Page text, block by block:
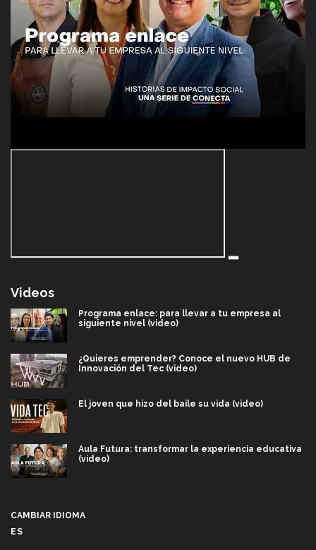
Videos
Programa enlace: para llevar a tu empresa al
siguiente nivel (video)
¿Quieres emprender? Conoce el nuevo HUB de
Innovación del Tec (video)
El joven que hizo del baile su vida (video)
Aula Futura: transformar la experiencia educativa
(video)
CAMBIAR IDIOMA
ES